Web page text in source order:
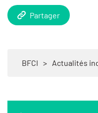
Partager
BFCI > Actualités